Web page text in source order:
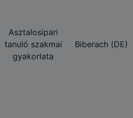
Asztalosipari
tanuló szakmai
gyakorlata
Biberach (DE)